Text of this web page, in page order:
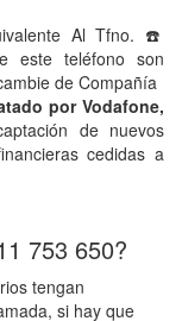
Al Tfno. ☎️
este teléfono son
de Compañía
por Vodafone,
de nuevos
cedidas a
753 650?
tengan
si hay que